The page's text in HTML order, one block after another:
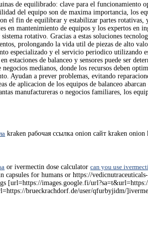
de equilibrado: clave para el funcionamiento
del equipo son de maxima importancia, los
el fin de equilibrar y estabilizar partes rotativas,
en mantenimiento de equipos y los expertos en
rotativo. Gracias a estas soluciones
prolongando la vida util de piezas de alto
especializado y el servicio periodico utilizando
de balanceo y sensores puede ser
medianos, donde los recursos deben
Ayudan a prever problemas, evitando
de aplicacion de los equipos de balanceo
manufactureras o negocios familiares, los
kraken рабочая ссылка onion сайт kraken onion
or ivermectin dose calculatorcan you use
for humans or https://
[url=https://images.google.fi/
brueckrachdorf.de/user/qfurbyjidm/